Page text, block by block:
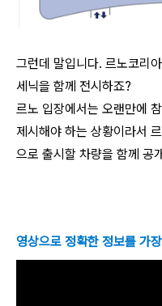
그런데 말입니다. 르노코리
세닉을 함께 전시하죠?
르노 입장에서는 오랜만에
제시해야 하는 상황이라서
으로 출시할 차량을 함께 공
영상으로 정확한 정보를 가